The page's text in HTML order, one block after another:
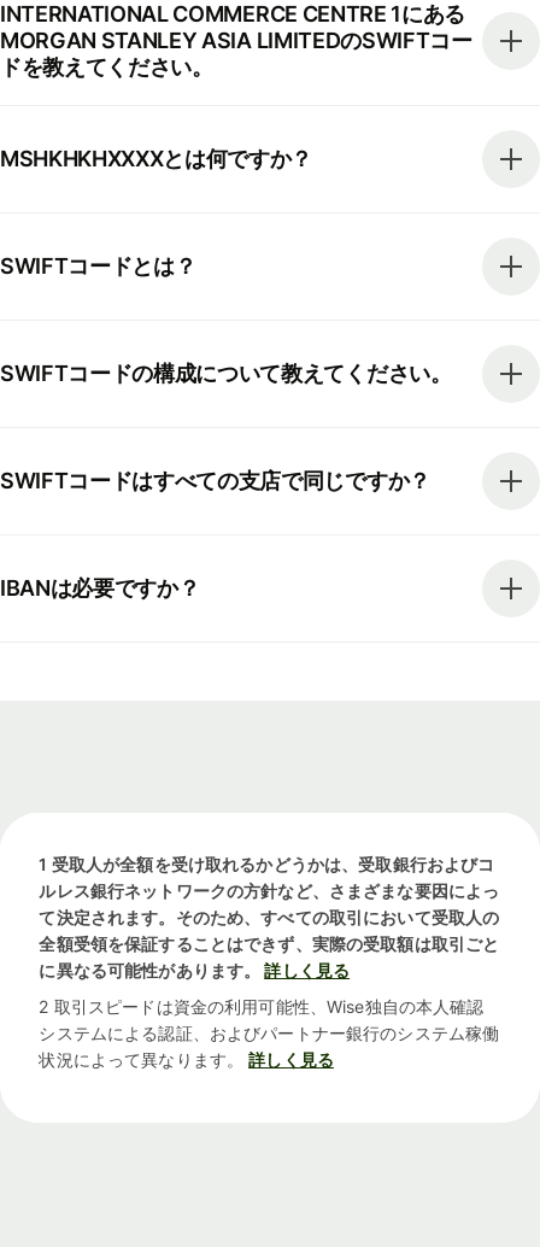
INTERNATIONAL COMMERCE CENTRE 1にある
MORGAN STANLEY ASIA LIMITEDのSWIFTコー
ドを教えてください。
MSHKHKHXXXXとは何ですか？
SWIFTコードとは？
SWIFTコードの構成について教えてください。
SWIFTコードはすべての支店で同じですか？
IBANは必要ですか？
1 受取人が全額を受け取れるかどうかは、受取銀行およびコ
ルレス銀行ネットワークの方針など、さまざまな要因によっ
て決定されます。そのため、すべての取引において受取人の
全額受領を保証することはできず、実際の受取額は取引ごと
に異なる可能性があります。
詳しく見る
2 取引スピードは資金の利用可能性、Wise独自の本人確認
システムによる認証、およびパートナー銀行のシステム稼働
状況によって異なります。
詳しく見る